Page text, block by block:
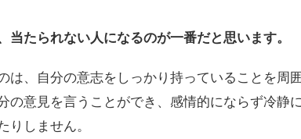
当たられない人になるのが一番だと思います。
は、自分の意志をしっかり持っていることを周
の意見を言うことができ、感情的にならず冷静
りしません。